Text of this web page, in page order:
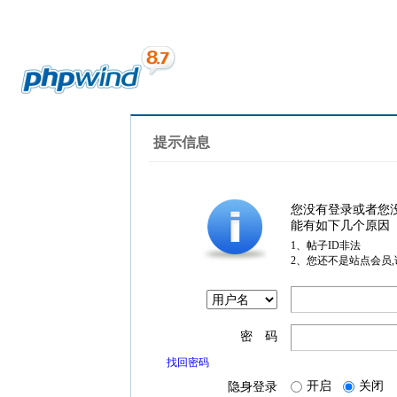
提示信息
您没有登录或者您
能有如下几个原因
1、帖子ID非法
2、您还不是站点会员
密 码
找回密码
隐身登录 开启 关闭